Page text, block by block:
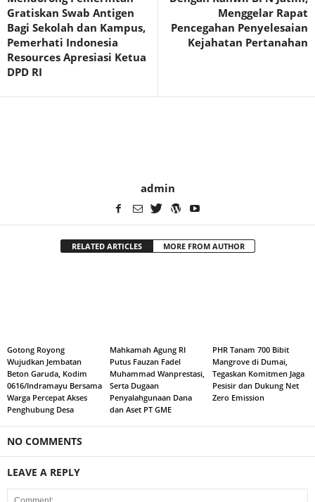
Gratiskan Swab Antigen
Bagi Sekolah dan Kampus,
Pemerhati Indonesia
Resources Apresiasi Ketua
DPD RI
Menggelar Rapat
Pencegahan Penyelesaian
Kejahatan Pertanahan
admin
RELATED ARTICLES MORE FROM AUTHOR
Gotong Royong
Wujudkan Jembatan
Beton Garuda, Kodim
0616/Indramayu Bersama
Warga Percepat Akses
Penghubung Desa
Mahkamah Agung RI
Putus Fauzan Fadel
Muhammad Wanprestasi,
Serta Dugaan
Penyalahgunaan Dana
dan Aset PT GME
PHR Tanam 700 Bibit
Mangrove di Dumai,
Tegaskan Komitmen Jaga
Pesisir dan Dukung Net
Zero Emission
NO COMMENTS
LEAVE A REPLY